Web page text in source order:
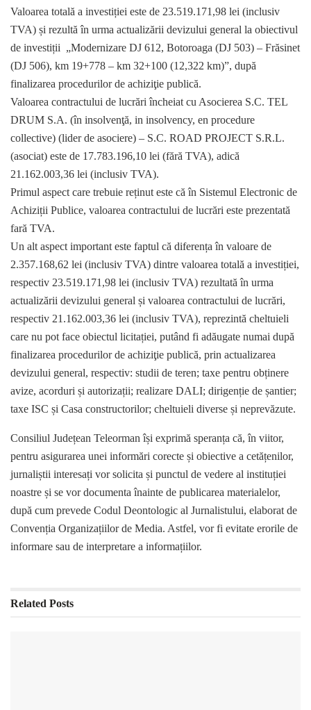
Valoarea totală a investiției este de 23.519.171,98 lei (inclusiv
TVA) și rezultă în urma actualizării devizului general la obiectivul
de investiții „Modernizare DJ 612, Botoroaga (DJ 503) – Frăsinet
(DJ 506), km 19+778 – km 32+100 (12,322 km)”, după
finalizarea procedurilor de achiziţie publică.
Valoarea contractului de lucrări încheiat cu Asocierea S.C. TEL
DRUM S.A. (în insolvenţă, in insolvency, en procedure
collective) (lider de asociere) – S.C. ROAD PROJECT S.R.L.
(asociat) este de 17.783.196,10 lei (fără TVA), adică
21.162.003,36 lei (inclusiv TVA).
Primul aspect care trebuie reținut este că în Sistemul Electronic de
Achiziții Publice, valoarea contractului de lucrări este prezentată
fară TVA.
Un alt aspect important este faptul că diferența în valoare de
2.357.168,62 lei (inclusiv TVA) dintre valoarea totală a investiției,
respectiv 23.519.171,98 lei (inclusiv TVA) rezultată în urma
actualizării devizului general și valoarea contractului de lucrări,
respectiv 21.162.003,36 lei (inclusiv TVA), reprezintă cheltuieli
care nu pot face obiectul licitației, putând fi adăugate numai după
finalizarea procedurilor de achiziţie publică, prin actualizarea
devizului general, respectiv: studii de teren; taxe pentru obținere
avize, acorduri și autorizații; realizare DALI; dirigenție de șantier;
taxe ISC și Casa constructorilor; cheltuieli diverse și neprevăzute.
Consiliul Județean Teleorman își exprimă speranța că, în viitor,
pentru asigurarea unei informări corecte și obiective a cetățenilor,
jurnaliștii interesați vor solicita și punctul de vedere al instituției
noastre și se vor documenta înainte de publicarea materialelor,
după cum prevede Codul Deontologic al Jurnalistului, elaborat de
Convenția Organizațiilor de Media. Astfel, vor fi evitate erorile de
informare sau de interpretare a informațiilor.
Related Posts